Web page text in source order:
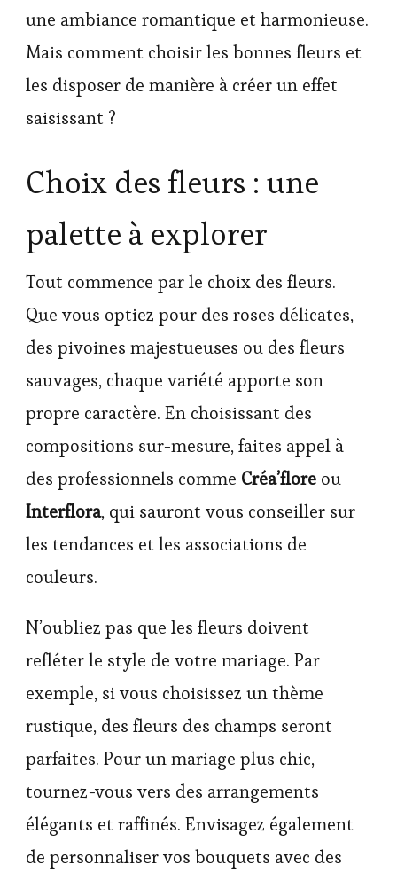
une ambiance romantique et harmonieuse.
Mais comment choisir les bonnes fleurs et
les disposer de manière à créer un effet
saisissant ?
Choix des fleurs : une
palette à explorer
Tout commence par le choix des fleurs.
Que vous optiez pour des roses délicates,
des pivoines majestueuses ou des fleurs
sauvages, chaque variété apporte son
propre caractère. En choisissant des
compositions sur-mesure, faites appel à
des professionnels comme Créa’flore ou
Interflora, qui sauront vous conseiller sur
les tendances et les associations de
couleurs.
N’oubliez pas que les fleurs doivent
refléter le style de votre mariage. Par
exemple, si vous choisissez un thème
rustique, des fleurs des champs seront
parfaites. Pour un mariage plus chic,
tournez-vous vers des arrangements
élégants et raffinés. Envisagez également
de personnaliser vos bouquets avec des